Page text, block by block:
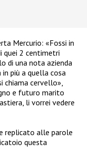
Mercurio: «Fossi in
quei 2 centimetri
di una nota azienda
più a quella cosa
cervello»,
e futuro marito
li vorrei vedere
replicato alle parole
questa